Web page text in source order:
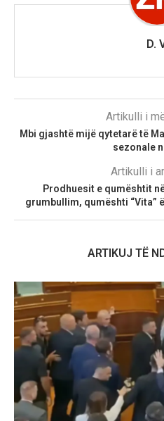
D.
Artikulli i
Mbi gjashtë mijë qytetarë të
sezonale
Artikulli i
Prodhuesit e qumështit
grumbullim, qumështi “Vita”
ARTIKUJ TË